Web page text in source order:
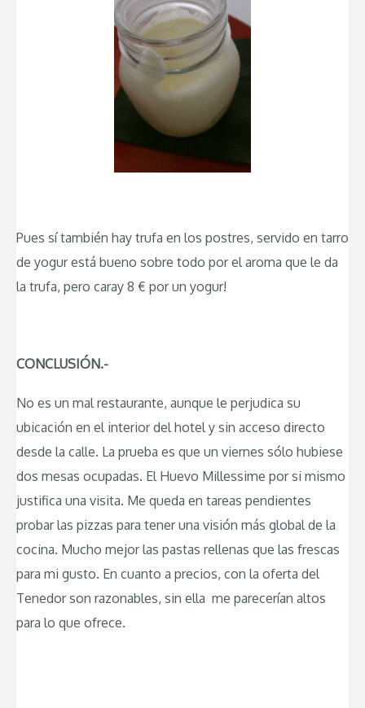
Pues sí también hay trufa en los postres, servido en tarro
de yogur está bueno sobre todo por el aroma que le da
la trufa, pero caray 8 € por un yogur!
CONCLUSIÓN.-
No es un mal restaurante, aunque le perjudica su
ubicación en el interior del hotel y sin acceso directo
desde la calle. La prueba es que un viernes sólo hubiese
dos mesas ocupadas. El Huevo Millessime por si mismo
justifica una visita. Me queda en tareas pendientes
probar las pizzas para tener una visión más global de la
cocina. Mucho mejor las pastas rellenas que las frescas
para mi gusto. En cuanto a precios, con la oferta del
Tenedor son razonables, sin ella me parecerían altos
para lo que ofrece.